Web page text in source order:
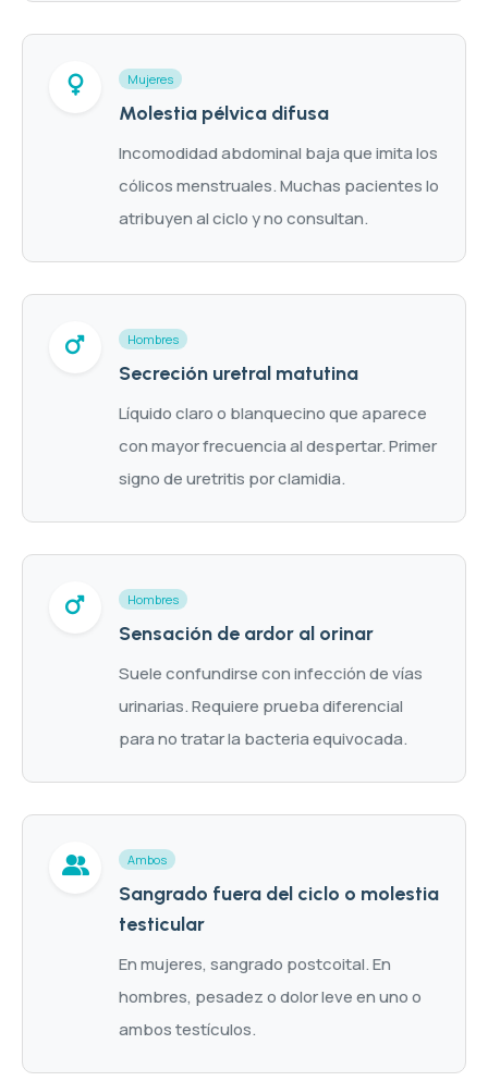
Mujeres
Molestia pélvica difusa
Incomodidad abdominal baja que imita los
cólicos menstruales. Muchas pacientes lo
atribuyen al ciclo y no consultan.
Hombres
Secreción uretral matutina
Líquido claro o blanquecino que aparece
con mayor frecuencia al despertar. Primer
signo de uretritis por clamidia.
Hombres
Sensación de ardor al orinar
Suele confundirse con infección de vías
urinarias. Requiere prueba diferencial
para no tratar la bacteria equivocada.
Ambos
Sangrado fuera del ciclo o molestia
testicular
En mujeres, sangrado postcoital. En
hombres, pesadez o dolor leve en uno o
ambos testículos.